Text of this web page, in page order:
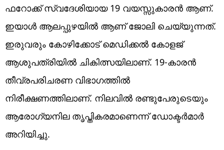
ഫറോക്ക് സ്വദേശിയായ 19 വയസ്സുകാരൻ ആണ്.
ഇയാൾ ആലപ്പുഴയിൽ ആണ് ജോലി ചെയ്യുന്നത്.
ഇരുവരും കോഴിക്കോട് മെഡിക്കൽ കോളജ്
ആശുപത്രിയിൽ ചികിത്സയിലാണ്. 19-കാരൻ
തീവ്രപരിചരണ വിഭാഗത്തിൽ
നിരീക്ഷണത്തിലാണ്. നിലവിൽ രണ്ടുപേരുടെയും
ആരോഗ്യനില തൃപ്തികരമാണെന്ന് ഡോക്ടർമാർ
അറിയിച്ചു.